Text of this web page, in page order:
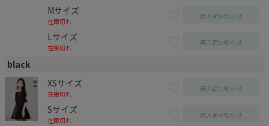
Mサイズ
在庫切れ
再入荷お知らせ
Lサイズ
在庫切れ
再入荷お知らせ
black
XSサイズ
在庫切れ
再入荷お知らせ
Sサイズ
在庫切れ
再入荷お知らせ